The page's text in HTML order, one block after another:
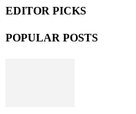
EDITOR PICKS
POPULAR POSTS